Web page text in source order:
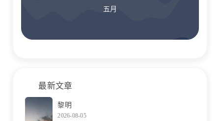
五月
最新文章
黎明
2026-08-05